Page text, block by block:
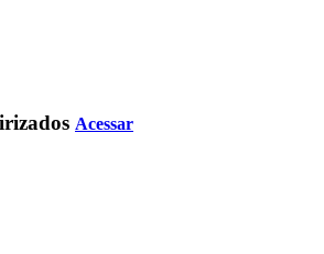
Acessar